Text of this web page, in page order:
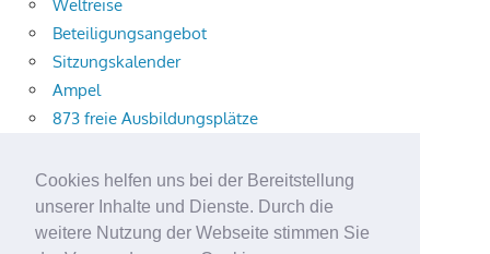
Cookies helfen uns bei der Bereitstellung
unserer Inhalte und Dienste. Durch die
weitere Nutzung der Webseite stimmen Sie
Weltreise
Beteiligungsangebot
Sitzungskalender
Ampel
873 freie Ausbildungsplätze
Aktuelle Verkehrsmeldungen
Terracliff
Wärmeplanung